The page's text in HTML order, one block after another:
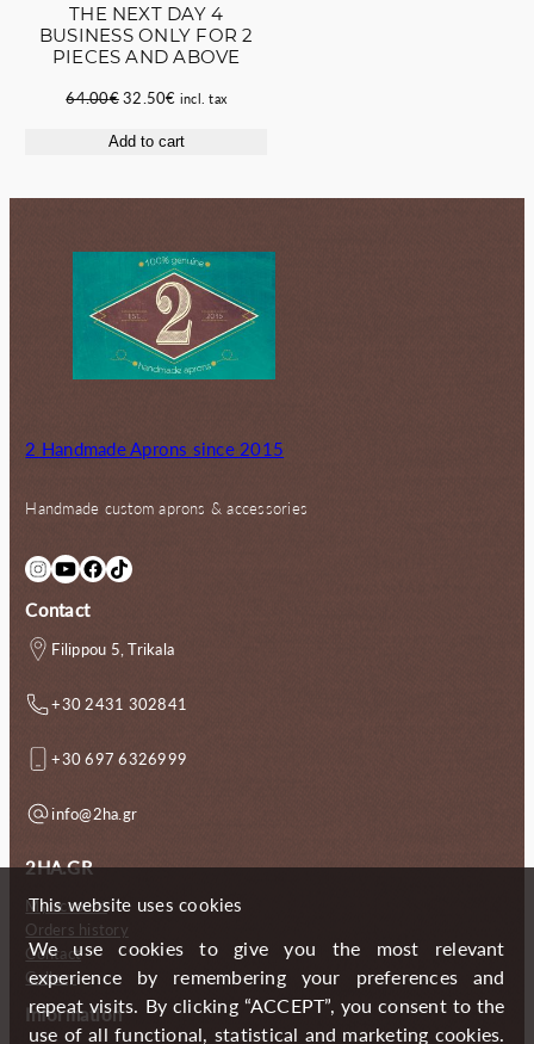
THE NEXT DAY 4
BUSINESS ONLY FOR 2
PIECES AND ABOVE
64.00€Original
was:
32.50€Current
is:
incl. tax
Add to cart
2 Handmade Aprons since 2015
Handmade custom aprons & accessories
InstagramYouTube Facebook TikTok
Contact
Filippou 5, Trikala
+30 2431 302841
+30 697 6326999
info@2ha.gr
2HA.GR
My account
Orders history
Contact
Gallery
Information
This website uses cookies
We use cookies to give you the most relevant
experience by remembering your preferences and
repeat visits. By clicking “ACCEPT”, you consent to the
use of all functional, statistical and marketing cookies.